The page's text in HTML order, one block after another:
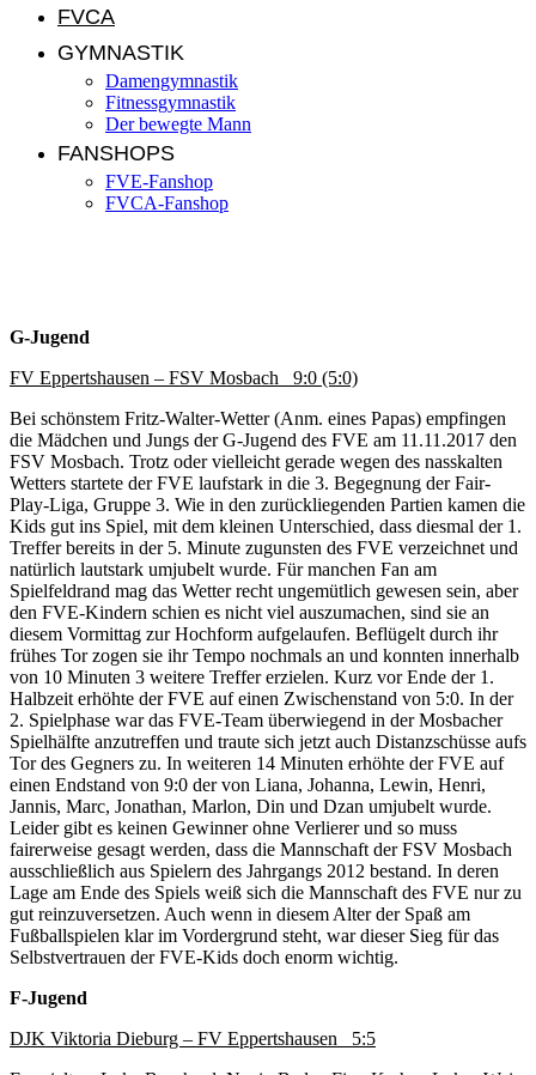
FVCA
GYMNASTIK
Damengymnastik
Fitnessgymnastik
Der bewegte Mann
FANSHOPS
FVE-Fanshop
FVCA-Fanshop
G-Jugend
FV Eppertshausen – FSV Mosbach 9:0 (5:0)
Bei schönstem Fritz-Walter-Wetter (Anm. eines Papas) empfingen
die Mädchen und Jungs der G-Jugend des FVE am 11.11.2017 den
FSV Mosbach. Trotz oder vielleicht gerade wegen des nasskalten
Wetters startete der FVE laufstark in die 3. Begegnung der Fair-
Play-Liga, Gruppe 3. Wie in den zurückliegenden Partien kamen die
Kids gut ins Spiel, mit dem kleinen Unterschied, dass diesmal der 1.
Treffer bereits in der 5. Minute zugunsten des FVE verzeichnet und
natürlich lautstark umjubelt wurde. Für manchen Fan am
Spielfeldrand mag das Wetter recht ungemütlich gewesen sein, aber
den FVE-Kindern schien es nicht viel auszumachen, sind sie an
diesem Vormittag zur Hochform aufgelaufen. Beflügelt durch ihr
frühes Tor zogen sie ihr Tempo nochmals an und konnten innerhalb
von 10 Minuten 3 weitere Treffer erzielen. Kurz vor Ende der 1.
Halbzeit erhöhte der FVE auf einen Zwischenstand von 5:0. In der
2. Spielphase war das FVE-Team überwiegend in der Mosbacher
Spielhälfte anzutreffen und traute sich jetzt auch Distanzschüsse aufs
Tor des Gegners zu. In weiteren 14 Minuten erhöhte der FVE auf
einen Endstand von 9:0 der von Liana, Johanna, Lewin, Henri,
Jannis, Marc, Jonathan, Marlon, Din und Dzan umjubelt wurde.
Leider gibt es keinen Gewinner ohne Verlierer und so muss
fairerweise gesagt werden, dass die Mannschaft der FSV Mosbach
ausschließlich aus Spielern des Jahrgangs 2012 bestand. In deren
Lage am Ende des Spiels weiß sich die Mannschaft des FVE nur zu
gut reinzuversetzen. Auch wenn in diesem Alter der Spaß am
Fußballspielen klar im Vordergrund steht, war dieser Sieg für das
Selbstvertrauen der FVE-Kids doch enorm wichtig.
F-Jugend
DJK Viktoria Dieburg – FV Eppertshausen 5:5